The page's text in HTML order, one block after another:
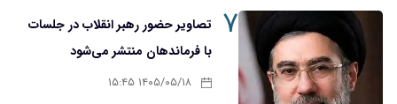
۷
تصاویر حضور رهبر انقلاب در جلسات
با فرماندهان منتشر می‌شود
۱۴۰۵/۰۵/۱۸ ۱۵:۴۵